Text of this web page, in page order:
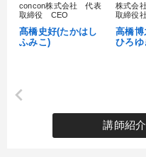
local_offer タグから探す
すべての音声・動画（全2076タ
企業
concon株式会社 代表
取締役 CEO
髙橋史好(たかはし
ふみこ)
株式会
取締役
高橋博
ひろゆ
講師紹